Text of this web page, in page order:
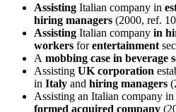
Assisting Italian company in
hiring managers (2000, ref.
Assisting Italian company in
workers forentertainment
A mobbing case in beverage
Assisting UK corporation
in Italy and hiring managers
Assisting an Italian company in
formed acquired company